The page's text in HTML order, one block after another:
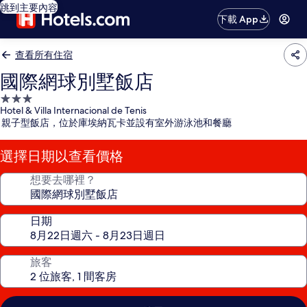
跳到主要內容
下載 App
查看所有住宿
國際網球別墅飯店
3.0
星
級
住
宿
Hotel & Villa Internacional de Tenis
親子型飯店，位於庫埃納瓦卡並設有室外游泳池和餐廳
選擇日期以查看價格
想要去哪裡？
日期
旅客